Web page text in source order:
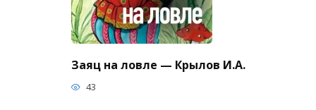
Заяц на ловле — Крылов И.А.
43